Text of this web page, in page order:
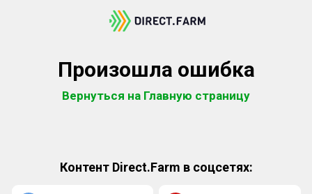
Произошла ошибка
Вернуться на Главную страницу
Контент Direct.Farm в соцсетях: